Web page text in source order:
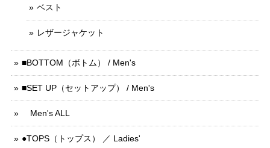
ベスト
レザージャケット
■BOTTOM（ボトム） / Men's
■SET UP（セットアップ） / Men's
Men's ALL
●TOPS（トップス） ／ Ladies'